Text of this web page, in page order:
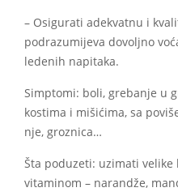
– Osigurati adekvatnu i
podrazumijeva dovoljno
ledenih napitaka.
Simptomi: boli, grebanje u
kostima i mišićima, sa
nje, groznica…
Šta poduzeti: uzimati velike
vitaminom – narandže,